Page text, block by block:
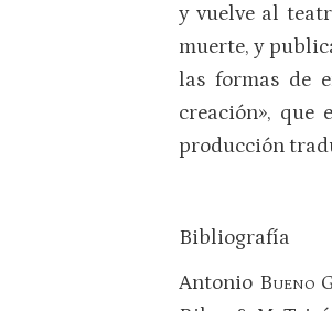
y vuelve al
muerte, y
las formas de
creación», que
producción
Bibliografía
Antonio Bueno